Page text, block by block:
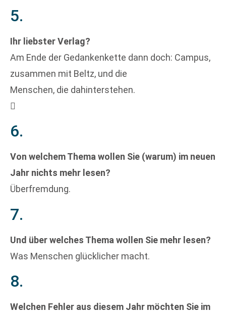
5.
Ihr liebster Verlag?
Am Ende der Gedankenkette dann doch: Campus,
zusammen mit Beltz, und die
Menschen, die dahinterstehen.

6.
Von welchem Thema wollen Sie (warum) im neuen
Jahr nichts mehr lesen?
Überfremdung.
7.
Und über welches Thema wollen Sie mehr lesen?
Was Menschen glücklicher macht.
8.
Welchen Fehler aus diesem Jahr möchten Sie im